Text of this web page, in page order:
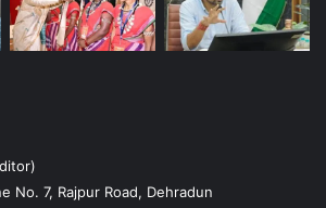
No. 7, Rajpur Road, Dehradun